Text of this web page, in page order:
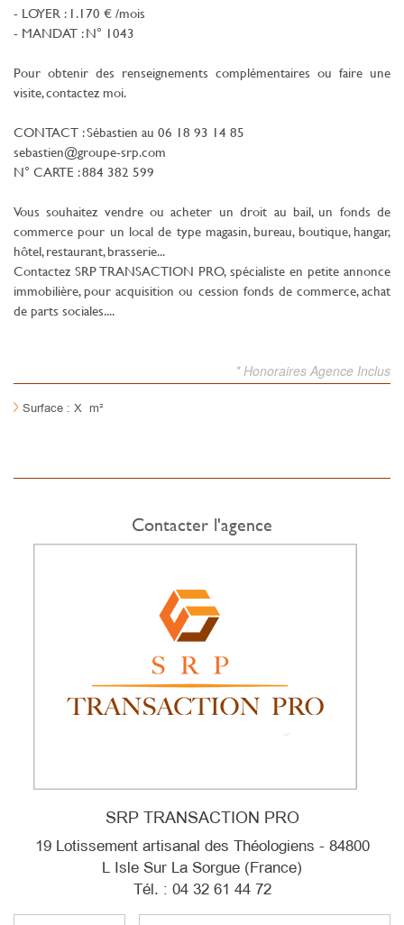
- LOYER : 1.170 € /mois
- MANDAT : N° 1043
Pour obtenir des renseignements complémentaires ou faire une
visite, contactez moi.
CONTACT : Sébastien au 06 18 93 14 85
sebastien@groupe-srp.com
N° CARTE : 884 382 599
Vous souhaitez vendre ou acheter un droit au bail, un fonds de
commerce pour un local de type magasin, bureau, boutique, hangar,
hôtel, restaurant, brasserie...
Contactez SRP TRANSACTION PRO, spécialiste en petite annonce
immobilière, pour acquisition ou cession fonds de commerce, achat
de parts sociales....
* Honoraires Agence Inclus
Surface : X m²
Contacter l'agence
SRP TRANSACTION PRO
19 Lotissement artisanal des Théologiens - 84800
L Isle Sur La Sorgue (France)
Tél. : 04 32 61 44 72